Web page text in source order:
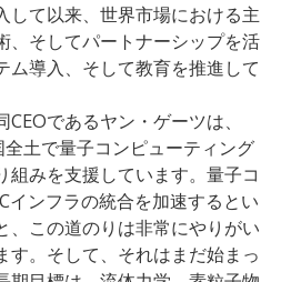
して以来、世界市場における主
、そしてパートナーシップを活
ム導入、そして教育を推進して
であるヤン・ゲーツは、
全土で量子コンピューティング
組みを支援しています。量子コ
インフラの統合を加速するとい
、この道のりは非常にやりがい
す。そして、それはまだ始まっ